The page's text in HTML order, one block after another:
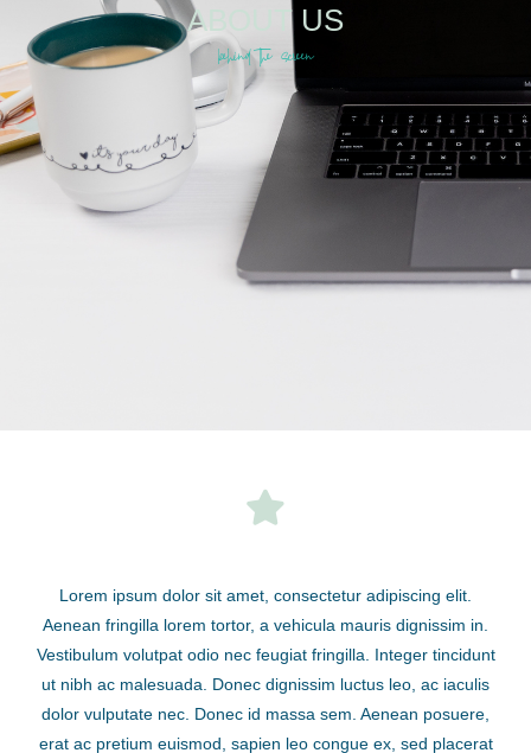
ABOUT US
behind the screen
Lorem ipsum dolor sit amet, consectetur adipiscing elit.
Aenean fringilla lorem tortor, a vehicula mauris dignissim in.
Vestibulum volutpat odio nec feugiat fringilla. Integer tincidunt
ut nibh ac malesuada. Donec dignissim luctus leo, ac iaculis
dolor vulputate nec. Donec id massa sem. Aenean posuere,
erat ac pretium euismod, sapien leo congue ex, sed placerat